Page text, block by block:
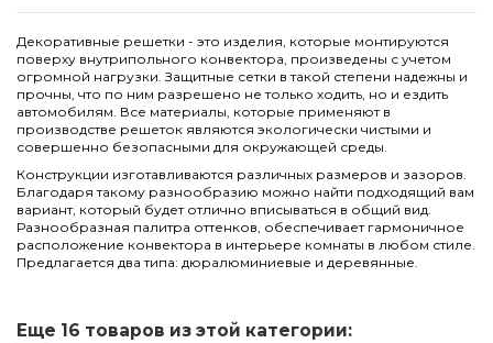
Декоративные решетки - это изделия, которые монтируются
поверху внутрипольного конвектора, произведены с учетом
огромной нагрузки. Защитные сетки в такой степени надежны и
прочны, что по ним разрешено не только ходить, но и ездить
автомобилям. Все материалы, которые применяют в
производстве решеток являются экологически чистыми и
совершенно безопасными для окружающей среды.
Конструкции изготавливаются различных размеров и зазоров.
Благодаря такому разнообразию можно найти подходящий вам
вариант, который будет отлично вписываться в общий вид.
Разнообразная палитра оттенков, обеспечивает гармоничное
расположение конвектора в интерьере комнаты в любом стиле.
Предлагается два типа: дюралюминиевые и деревянные.
Ширина
380
Еще 16 товаров из этой категории: